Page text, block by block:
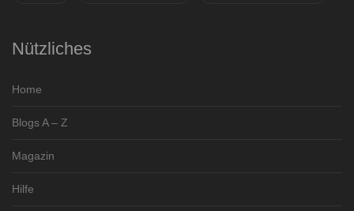
Nützliches
Home
Blogs A – Z
Magazin
Hilfe